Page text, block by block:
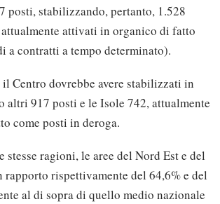
posti, stabilizzando, pertanto, 1.528
attivati in organico di fatto
a contratti a tempo determinato).
Centro dovrebbe avere stabilizzati in
917 posti e le Isole 742, attualmente
come posti in deroga.
stesse ragioni, le aree del Nord Est e del
rapporto rispettivamente del 64,6% e del
al di sopra di quello medio nazionale